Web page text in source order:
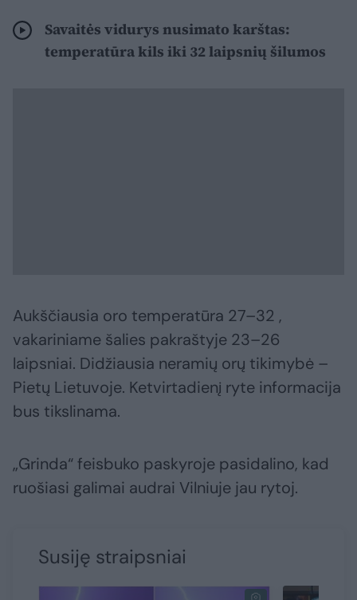
Savaitės vidurys nusimato karštas:
temperatūra kils iki 32 laipsnių šilumos
Aukščiausia oro temperatūra 27–32 ,
vakariniame šalies pakraštyje 23–26
laipsniai. Didžiausia neramių orų tikimybė –
Pietų Lietuvoje. Ketvirtadienį ryte informacija
bus tikslinama.
„Grinda“ feisbuko paskyroje pasidalino, kad
ruošiasi galimai audrai Vilniuje jau rytoj.
Susiję straipsniai